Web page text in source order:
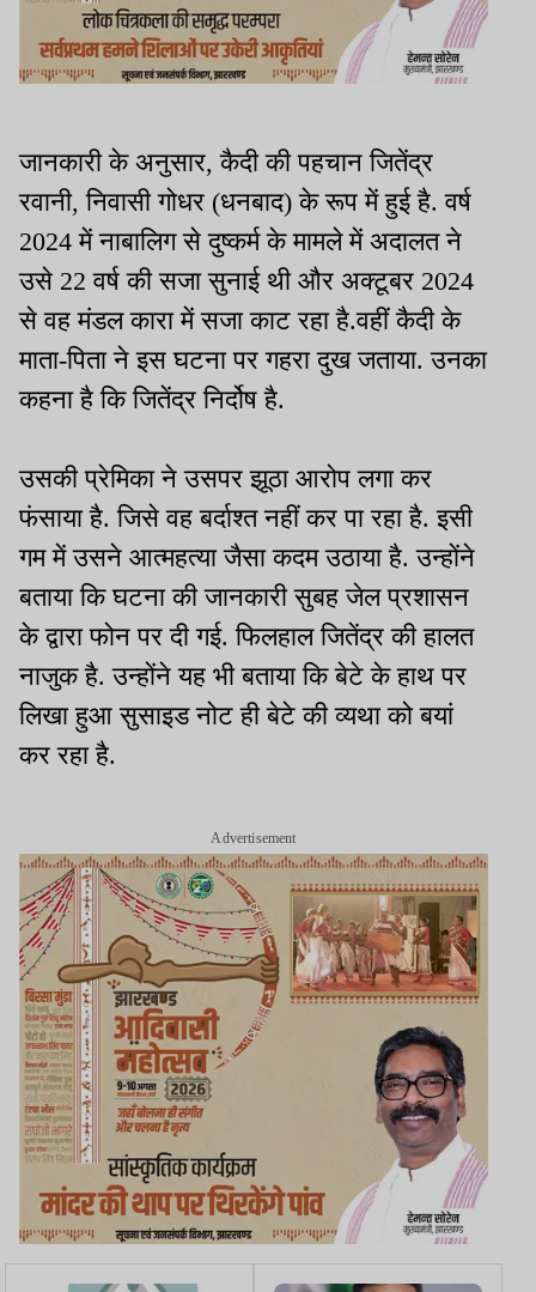
जानकारी के अनुसार, कैदी की पहचान जितेंद्र
रवानी, निवासी गोधर (धनबाद) के रूप में हुई है. वर्ष
2024 में नाबालिग से दुष्कर्म के मामले में अदालत ने
उसे 22 वर्ष की सजा सुनाई थी और अक्टूबर 2024
से वह मंडल कारा में सजा काट रहा है.वहीं कैदी के
माता-पिता ने इस घटना पर गहरा दुख जताया. उनका
कहना है कि जितेंद्र निर्दोष है.
उसकी प्रेमिका ने उसपर झूठा आरोप लगा कर
फंसाया है. जिसे वह बर्दाश्त नहीं कर पा रहा है. इसी
गम में उसने आत्महत्या जैसा कदम उठाया है. उन्होंने
बताया कि घटना की जानकारी सुबह जेल प्रशासन
के द्वारा फोन पर दी गई. फिलहाल जितेंद्र की हालत
नाजुक है. उन्होंने यह भी बताया कि बेटे के हाथ पर
लिखा हुआ सुसाइड नोट ही बेटे की व्यथा को बयां
कर रहा है.
Advertisement